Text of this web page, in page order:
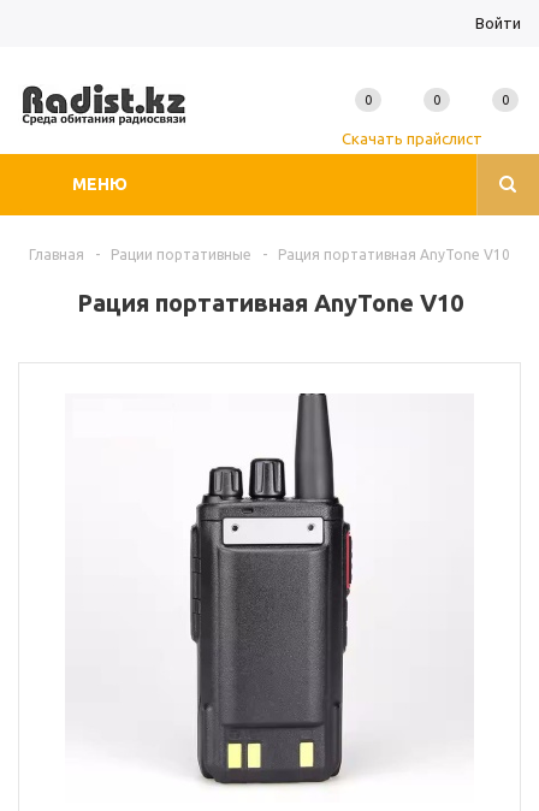
Войти
МЕНЮ
Скачать прайслист
0 0 0
Главная - Рации портативные - Рация портативная AnyTone V10
Рация портативная AnyTone V10